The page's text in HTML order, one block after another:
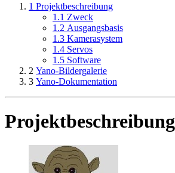
1 Projektbeschreibung
1.1 Zweck
1.2 Ausgangsbasis
1.3 Kamerasystem
1.4 Servos
1.5 Software
2 Yano-Bildergalerie
3 Yano-Dokumentation
Projektbeschreibung